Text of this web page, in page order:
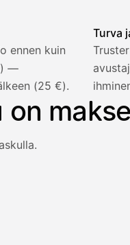
ennen kuin
—
(25 €).
Turva
heti viiden prosentin